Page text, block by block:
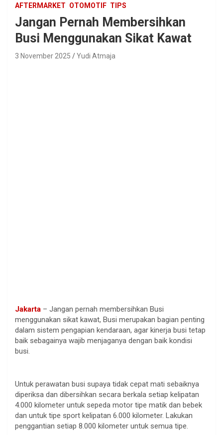
AFTERMARKET OTOMOTIF TIPS
Jangan Pernah Membersihkan
Busi Menggunakan Sikat Kawat
3 November 2025 Yudi Atmaja
Jakarta – Jangan pernah membersihkan Busi
menggunakan sikat kawat, Busi merupakan bagian penting
dalam sistem pengapian kendaraan, agar kinerja busi tetap
baik sebagainya wajib menjaganya dengan baik kondisi
busi.
Untuk perawatan busi supaya tidak cepat mati sebaiknya
diperiksa dan dibersihkan secara berkala setiap kelipatan
4.000 kilometer untuk sepeda motor tipe matik dan bebek
dan untuk tipe sport kelipatan 6.000 kilometer. Lakukan
penggantian setiap 8.000 kilometer untuk semua tipe.